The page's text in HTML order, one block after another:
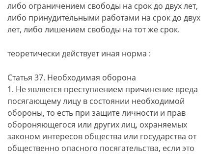
либо ограничением свободы на срок до двух лет,
либо принудительными работами на срок до двух
лет, либо лишением свободы на тот же срок.
теоретически действует иная норма :
Статья 37. Необходимая оборона
1. Не является преступлением причинение вреда
посягающему лицу в состоянии необходимой
обороны, то есть при защите личности и прав
обороняющегося или других лиц, охраняемых
законом интересов общества или государства от
общественно опасного посягательства, если это